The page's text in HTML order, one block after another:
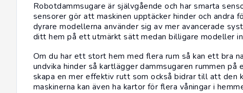
Robotdammsugare är självgående och har smarta
sensorer gör att maskinen upptäcker hinder och andra
dyrare modellerna använder sig av mer avancerade
ditt hem på ett utmärkt sätt medan billigare modeller
Om du har ett stort hem med flera rum så kan ett bra
undvika hinder så kartlägger dammsugaren rummen
skapa en mer effektiv rutt som också bidrar till att den
maskinerna kan även ha kartor för flera våningar i